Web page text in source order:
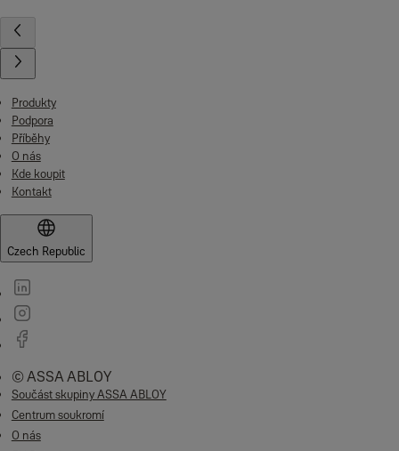
Produkty
Podpora
Příběhy
O nás
Kde koupit
Kontakt
Czech Republic
© ASSA ABLOY
Součást skupiny ASSA ABLOY
Centrum soukromí
O nás